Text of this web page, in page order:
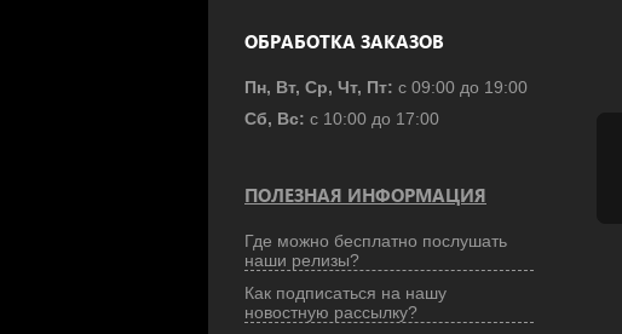
ОБРАБОТКА ЗАКАЗОВ
Пн, Вт, Ср, Чт, Пт: с 09:00 до 19:00
Сб, Вс: с 10:00 до 17:00
ПОЛЕЗНАЯ ИНФОРМАЦИЯ
Где можно бесплатно послушать
наши релизы?
Как подписаться на нашу
новостную рассылку?